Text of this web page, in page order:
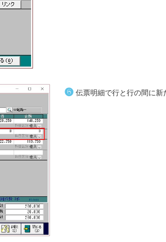
❻ 伝票明細で行と行の間に新